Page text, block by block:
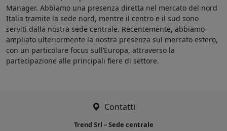
Manager. Abbiamo una presenza diretta nel mercato del nord
Italia tramite la sede nord, mentre il centro e il sud sono
serviti dalla nostra sede centrale. Recentemente, abbiamo
ampliato ulteriormente la nostra presenza sul mercato estero,
con un particolare focus sull’Europa, attraverso la
partecipazione alle principali fiere di settore.
Contatti
Trend Srl – Sede centrale